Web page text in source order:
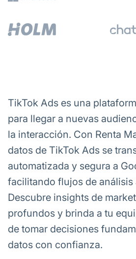
TikTok Ads es una
para llegar a nuevas
la interacción. Con Renta
datos de TikTok Ads se
automatizada y segura a
facilitando flujos de análisis
Descubre insights de
profundos y brinda a tu
de tomar decisiones
datos con confianza.